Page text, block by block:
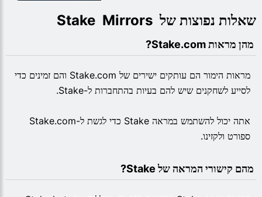
שאלות נפוצות של  Stake  Mirrors
מראות הימור הם עותקים ישירים של Stake.com והם זמינים כדי
לסייע לשחקנים שיש להם בעיות בהתחברות ל-Stake.
אתה יכול להשתמש במראה Stake כדי לגשת ל-Stake.com
ספורט ולקזינו.